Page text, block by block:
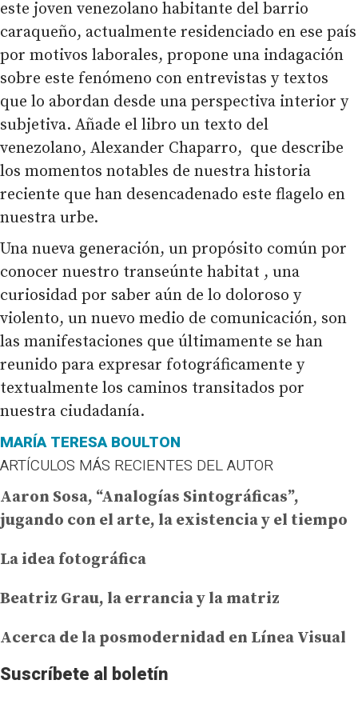
este joven venezolano habitante del barrio
caraqueño, actualmente residenciado en ese país
por motivos laborales, propone una indagación
sobre este fenómeno con entrevistas y textos
que lo abordan desde una perspectiva interior y
subjetiva. Añade el libro un texto del
venezolano, Alexander Chaparro, que describe
los momentos notables de nuestra historia
reciente que han desencadenado este flagelo en
nuestra urbe.
Una nueva generación, un propósito común por
conocer nuestro transeúnte habitat , una
curiosidad por saber aún de lo doloroso y
violento, un nuevo medio de comunicación, son
las manifestaciones que últimamente se han
reunido para expresar fotográficamente y
textualmente los caminos transitados por
nuestra ciudadanía.
MARÍA TERESA BOULTON
ARTÍCULOS MÁS RECIENTES DEL AUTOR
Aaron Sosa, “Analogías Sintográficas”,
jugando con el arte, la existencia y el tiempo
La idea fotográfica
Beatriz Grau, la errancia y la matriz
Acerca de la posmodernidad en Línea Visual
Suscríbete al boletín